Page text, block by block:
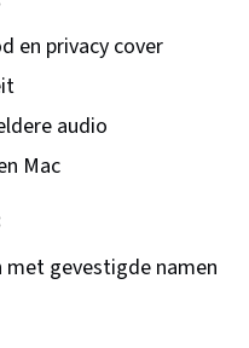
en privacy cover
audio
Mac
met gevestigde namen